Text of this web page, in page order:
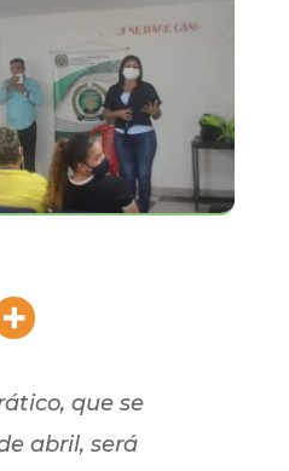
que se
abril, será